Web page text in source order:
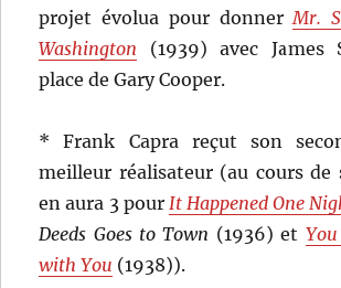
projet évolua pour donnerMr.
Washington (1939) avec James
place de Gary Cooper.
* Frank Capra reçut son
meilleur réalisateur (au cours de
en aura 3 pour It Happened One
Deeds Goes to Town (1936) et
with You (1938)).